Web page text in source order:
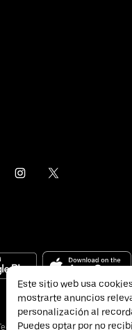
Inc.
Este sitio web usa
mostrarte anuncios
personalización al
Puedes optar por no